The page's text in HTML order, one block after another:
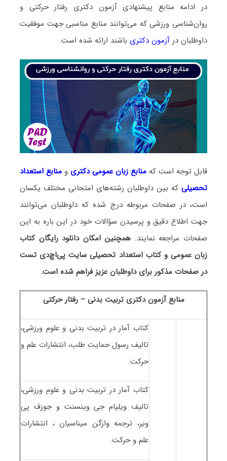
در ادامه منابع پیشنهادی آزمون دکتری رفتار حرکتی و
روان‌شناسی ورزشی که می‌توانند منابع مناسبی جهت موفقیت
داوطلبان در آزمون دکتری باشند ارائه شده است.
قابل توجه است که منابع زبان عمومی دکتری و منابع استعداد
تحصیلیکه بین داوطلبان رشته‌های امتحانی مختلف یکسان
است، در صفحات مربوطه درج شده که داوطلبان می‌توانند
جهت اطلاع دقیق و پرسیدن سؤالات خود در این باره به این
صفحات مراجعه نمایند. همچنین امکان دانلود رایگان کتاب
زبان عمومی و کتاب استعداد تحصیلی سایت پی‌اچ‌دی تست
در صفحات مذکور برای داوطلبان عزیز فراهم شده است.
منابع آزمون دکتری تربیت بدنی – رفتار حرکتی
کتاب آمار در تربیت بدنی و علوم ورزشی،
تالیف رسول حمایت طلب، انتشارات علم و
حرکت.
کتاب آمار در تربیت بدنی و علوم ورزشی،
تالیف ویلیام جی وینسنت و جوزف پی
ویر، ترجمه وازگن میناسیان ، انتشارات
علم و حرکت.